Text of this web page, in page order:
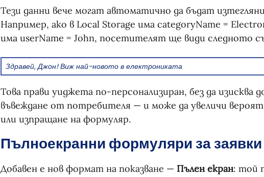
Тези данни вече могат автоматично да бъдат
Например, ако в Local Storage има categoryName =
има userName = John, посетителят ще види следното
Здравей, Джон! Виж най-новото в електрониката
Това прави уиджета по-персонализиран, без да изисква
въвеждане от потребителя — и може да увеличи
или изпращане на формуляр.
Пълноекранни формуляри за заявки
Добавен е нов формат на показване — Пълен екран: той